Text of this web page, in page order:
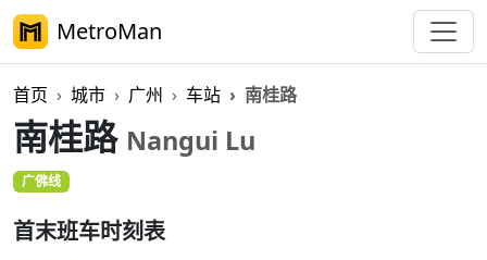
MetroMan
首页 城市 广州 车站 南桂路
南桂路 Nangui Lu
广佛线
首末班车时刻表